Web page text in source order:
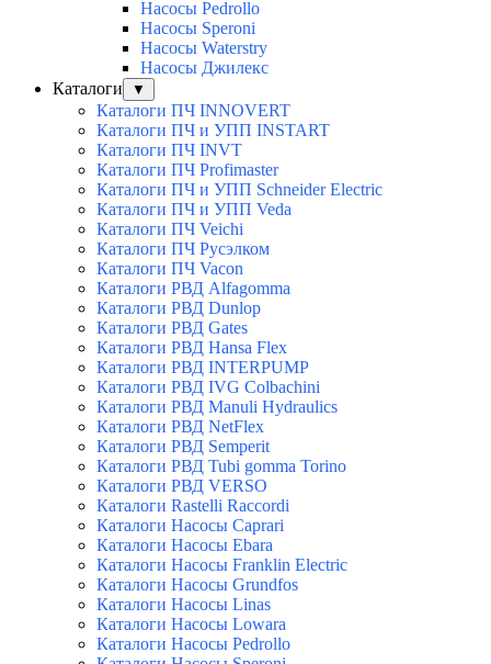
Насосы Pedrollo
Насосы Speroni
Насосы Waterstry
Насосы Джилекс
Каталоги
▼
Каталоги ПЧ INNOVERT
Каталоги ПЧ и УПП INSTART
Каталоги ПЧ INVT
Каталоги ПЧ Profimaster
Каталоги ПЧ и УПП Schneider Electric
Каталоги ПЧ и УПП Veda
Каталоги ПЧ Veichi
Каталоги ПЧ Русэлком
Каталоги ПЧ Vacon
Каталоги РВД Alfagomma
Каталоги РВД Dunlop
Каталоги РВД Gates
Каталоги РВД Hansa Flex
Каталоги РВД INTERPUMP
Каталоги РВД IVG Colbachini
Каталоги РВД Manuli Hydraulics
Каталоги РВД NetFlex
Каталоги РВД Semperit
Каталоги РВД Tubi gomma Torino
Каталоги РВД VERSO
Каталоги Rastelli Raccordi
Каталоги Насосы Caprari
Каталоги Насосы Ebara
Каталоги Насосы Franklin Electric
Каталоги Насосы Grundfos
Каталоги Насосы Linas
Каталоги Насосы Lowara
Каталоги Насосы Pedrollo